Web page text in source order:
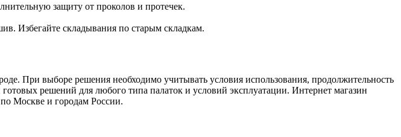
защиту от проколов и протечек.
Избегайте складывания по старым складкам.
При выборе решения необходимо учитывать условия использования, продолжительность
решений для любого типа палаток и условий эксплуатации. Интернет магазин
Москве и городам России.